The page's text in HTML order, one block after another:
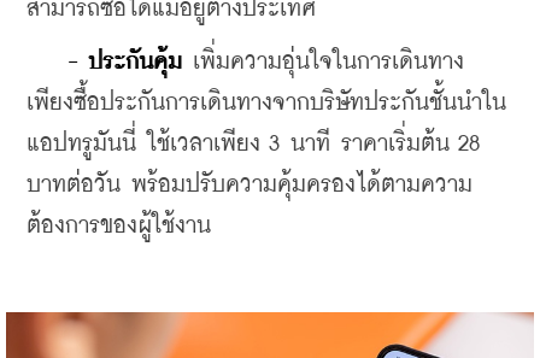
สามารถซื้อได้แม้อยู่ต่างประเทศ
- ประกันคุ้ม เพิ่มความอุ่นใจในการเดินทาง
เพียงซื้อประกันการเดินทางจากบริษัทประกันชั้นนำใน
แอปทรูมันนี่ ใช้เวลาเพียง 3 นาที ราคาเริ่มต้น 28
บาทต่อวัน พร้อมปรับความคุ้มครองได้ตามความ
ต้องการของผู้ใช้งาน